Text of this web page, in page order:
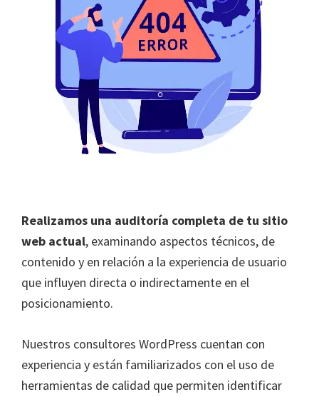
Realizamos una auditoría completa de tu sitio
web actual, examinando aspectos técnicos, de
contenido y en relación a la experiencia de usuario
que influyen directa o indirectamente en el
posicionamiento.
Nuestros consultores WordPress cuentan con
experiencia y están familiarizados con el uso de
herramientas de calidad que permiten identificar